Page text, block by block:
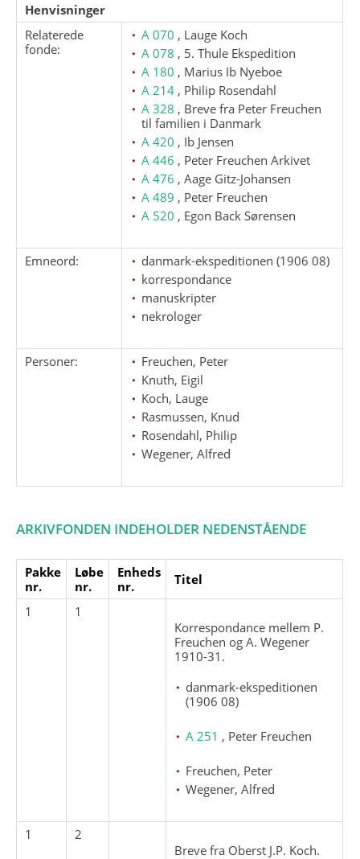
Henvisninger
Relaterede
fonde:
A 070 , Lauge Koch
A 078 , 5. Thule Ekspedition
A 180 , Marius Ib Nyeboe
A 214 , Philip Rosendahl
A 328 , Breve fra Peter Freuchen
til familien i Danmark
A 420 , Ib Jensen
A 446 , Peter Freuchen Arkivet
A 476 , Aage Gitz-Johansen
A 489 , Peter Freuchen
A 520 , Egon Back Sørensen
Emneord:
danmark-ekspeditionen (1906 08)
korrespondance
manuskripter
nekrologer
Personer:
Freuchen, Peter
Knuth, Eigil
Koch, Lauge
Rasmussen, Knud
Rosendahl, Philip
Wegener, Alfred
ARKIVFONDEN INDEHOLDER NEDENSTÅENDE
Pakke
nr.
Løbe
nr.
Enheds
nr.
Titel
1
1
Korrespondance mellem P.
Freuchen og A. Wegener
1910-31.
danmark-ekspeditionen
(1906 08)
A 251 , Peter Freuchen
Freuchen, Peter
Wegener, Alfred
1
2
Breve fra Oberst J.P. Koch.